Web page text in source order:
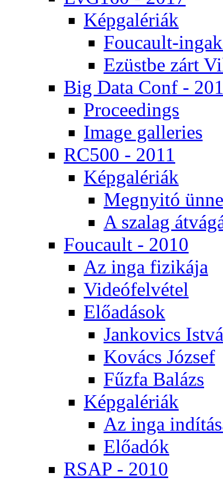
Kép­ga­lé­ri­ák
Fo­u­ca­ult-
Ezüst­be zárt
Big Da­ta Conf -
Pro­ce­e­dings
Image gal­le­ri­es
RC500 - 2011
Kép­ga­lé­ri­ák
Meg­nyi­tó
A sza­lag
Fo­u­ca­ult - 2010
Az in­ga fi­zi­ká­ja
Vi­de­ó­fel­vé­tel
Elő­adá­sok
Jan­ko­vics
Ko­vács Jó­zsef
Fűz­fa Ba­lázs
Kép­ga­lé­ri­ák
Az in­ga
Elő­adók
RSAP - 2010